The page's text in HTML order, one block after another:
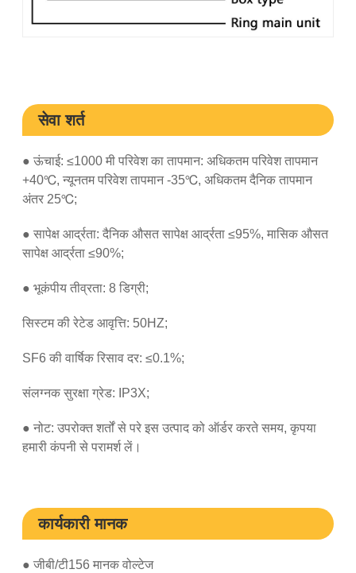
सेवा शर्त
● ऊंचाई: ≤1000 मी परिवेश का तापमान: अधिकतम परिवेश तापमान
+40℃, न्यूनतम परिवेश तापमान -35℃, अधिकतम दैनिक तापमान
अंतर 25℃;
● सापेक्ष आर्द्रता: दैनिक औसत सापेक्ष आर्द्रता ≤95%, मासिक औसत
सापेक्ष आर्द्रता ≤90%;
● भूकंपीय तीव्रता: 8 डिग्री;
सिस्टम की रेटेड आवृत्ति: 50HZ;
SF6 की वार्षिक रिसाव दर: ≤0.1%;
संलग्नक सुरक्षा ग्रेड: IP3X;
● नोट: उपरोक्त शर्तों से परे इस उत्पाद को ऑर्डर करते समय, कृपया
हमारी कंपनी से परामर्श लें।
कार्यकारी मानक
● जीबी/टी156 मानक वोल्टेज